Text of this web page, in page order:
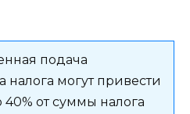
подача
налога могут привести
от суммы налога